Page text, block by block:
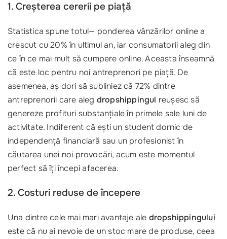
1. Creșterea cererii pe piață
Statistica spune totul— ponderea vânzărilor online a
crescut cu 20% în ultimul an, iar consumatorii aleg din
ce în ce mai mult să cumpere online. Aceasta înseamnă
că este loc pentru noi antreprenori pe piață. De
asemenea, aș dori să subliniez că 72% dintre
antreprenorii care aleg dropshippingul reușesc să
genereze profituri substanțiale în primele sale luni de
activitate. Indiferent că ești un student dornic de
independență financiară sau un profesionist în
căutarea unei noi provocări, acum este momentul
perfect să îți începi afacerea.
2. Costuri reduse de începere
Una dintre cele mai mari avantaje ale dropshippingului
este că nu ai nevoie de un stoc mare de produse, ceea